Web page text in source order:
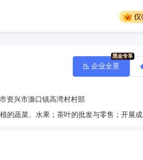
资兴市滁口镇高湾村村部
企业全景